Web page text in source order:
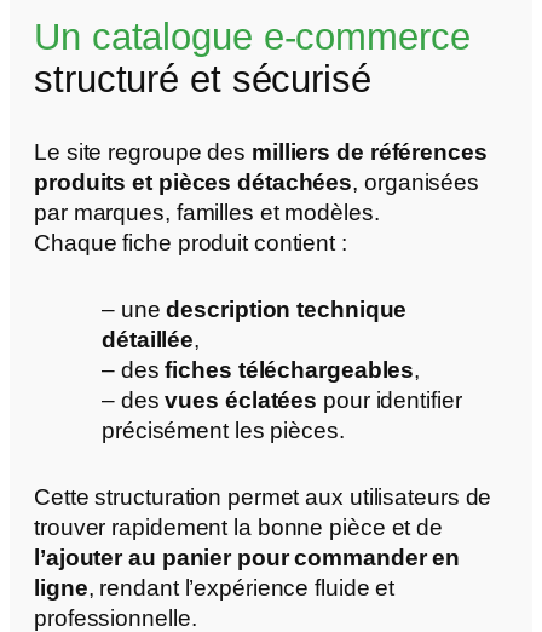
Un catalogue e-commerce
structuré et sécurisé
Le site regroupe des milliers de références
produits et pièces détachées, organisées
par marques, familles et modèles.
Chaque fiche produit contient :
– unedescription technique
détaillée,
– desfiches téléchargeables,
– desvues éclatées pour identifier
précisément les pièces.
Cette structuration permet aux utilisateurs de
trouver rapidement la bonne pièce et de
l’ajouter au panier pour commander en
ligne, rendant l’expérience fluide et
professionnelle.